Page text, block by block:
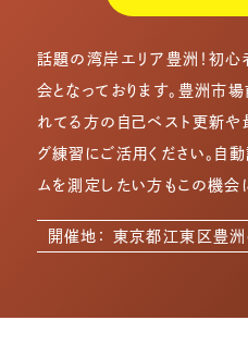
話題の湾岸エリア豊洲！初
会となっております。豊洲市
れてる方の自己ベスト更新や
グ練習にご活用ください。自
ムを測定したい方もこの機会
開催地： 東京都江東区豊洲